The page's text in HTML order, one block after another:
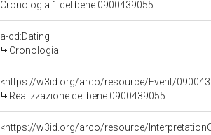
Cronologia 1 del bene 0900439055
a-cd:Dating
Cronologia
<https://w3id.org/arco/resource/Event/
Realizzazione del bene 0900439055
<https://w3id.org/arco/resource/